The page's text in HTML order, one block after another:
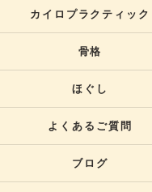
カイロプラクティック
骨格
ほぐし
よくあるご質問
ブログ